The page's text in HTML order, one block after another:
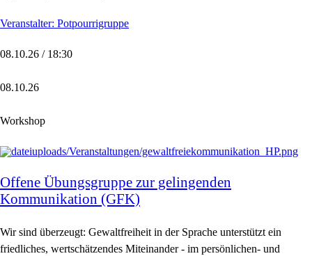
Veranstalter: Potpourrigruppe
08.10.26 / 18:30
08.10.26
Workshop
Offene Übungsgruppe zur gelingenden
Kommunikation (GFK)
Wir sind überzeugt: Gewaltfreiheit in der Sprache unterstützt ein
friedliches, wertschätzendes Miteinander - im persönlichen- und